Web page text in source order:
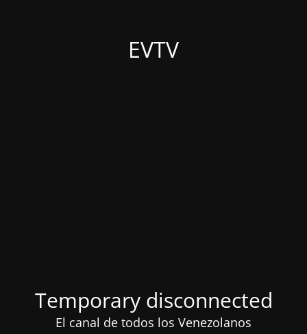
EVTV
Temporary disconnected
El canal de todos los Venezolanos